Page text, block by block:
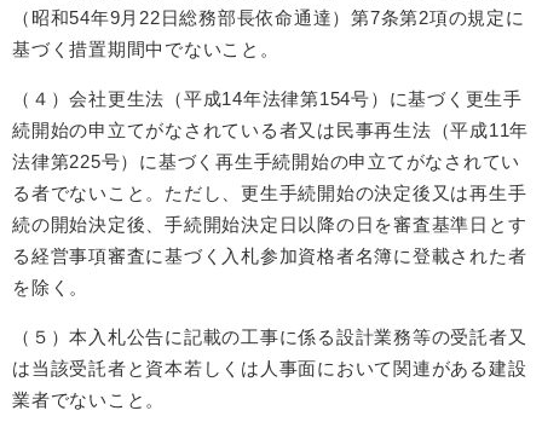
（昭和54年9月22日総務部長依命通達）第7条第2項の規定に
基づく措置期間中でないこと。
（４）会社更生法（平成14年法律第154号）に基づく更生手
続開始の申立てがなされている者又は民事再生法（平成11年
法律第225号）に基づく再生手続開始の申立てがなされてい
る者でないこと。ただし、更生手続開始の決定後又は再生手
続の開始決定後、手続開始決定日以降の日を審査基準日とす
る経営事項審査に基づく入札参加資格者名簿に登載された者
を除く。
（５）本入札公告に記載の工事に係る設計業務等の受託者又
は当該受託者と資本若しくは人事面において関連がある建設
業者でないこと。